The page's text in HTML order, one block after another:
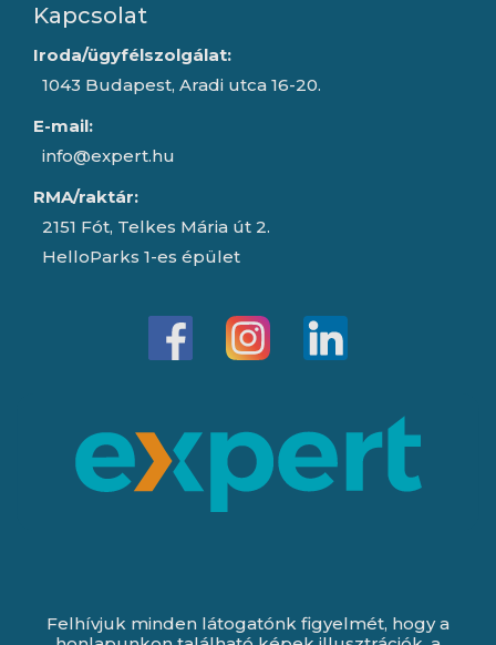
Kapcsolat
Iroda/ügyfélszolgálat:
1043 Budapest, Aradi utca 16-20.
E-mail:
info@expert.hu
RMA/raktár:
2151 Fót, Telkes Mária út 2.
HelloParks 1-es épület
Felhívjuk minden látogatónk figyelmét, hogy a